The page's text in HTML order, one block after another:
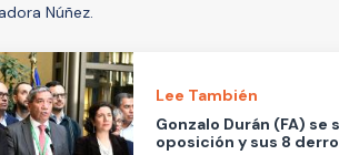
Núñez.
Lee También
Gonzalo Durán (FA) se
oposición y sus 8